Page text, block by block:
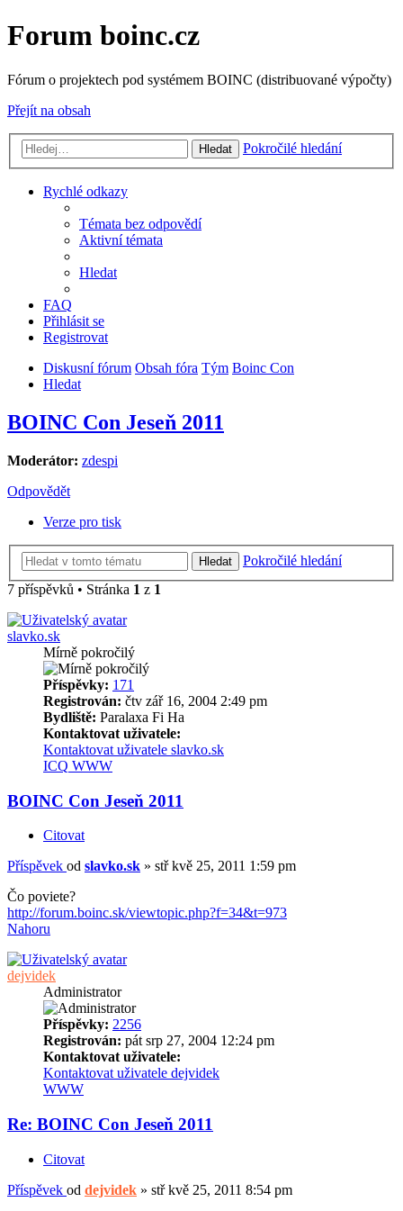
Forum boinc.cz
Fórum o projektech pod systémem BOINC (distribuované výpočty)
Přejít na obsah
Hledat Pokročilé hledání
Rychlé odkazy
Témata bez odpovědí
Aktivní témata
Hledat
FAQ
Přihlásit se
Registrovat
Diskusní fórum Obsah fóra Tým Boinc Con
Hledat
BOINC Con Jeseň 2011
Moderátor: zdespi
Odpovědět
Verze pro tisk
Hledat
Pokročilé hledání
7 příspěvků • Stránka 1 z 1
slavko.sk
Mírně pokročilý
Příspěvky: 171
Registrován: čtv zář 16, 2004 2:49 pm
Bydliště: Paralaxa Fi Ha
Kontaktovat uživatele:
Kontaktovat uživatele slavko.sk
ICQ WWW
BOINC Con Jeseň 2011
Citovat
Příspěvek od slavko.sk » stř kvě 25, 2011 1:59 pm
Čo poviete?
http://forum.boinc.sk/viewtopic.php?f=34&t=973
Nahoru
dejvidek
Administrator
Příspěvky: 2256
Registrován: pát srp 27, 2004 12:24 pm
Kontaktovat uživatele:
Kontaktovat uživatele dejvidek
WWW
Re: BOINC Con Jeseň 2011
Citovat
Příspěvek od dejvidek » stř kvě 25, 2011 8:54 pm